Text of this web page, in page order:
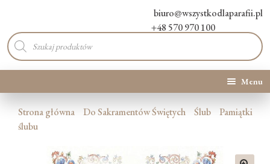
biuro@wszystkodlaparafii.pl
+48 570 970 100
Wyszukiwarka
produktów
Menu
Kategorie produktów
Strona główna Do Sakramentów Świętych Ślub
Pamiątki
ślubu